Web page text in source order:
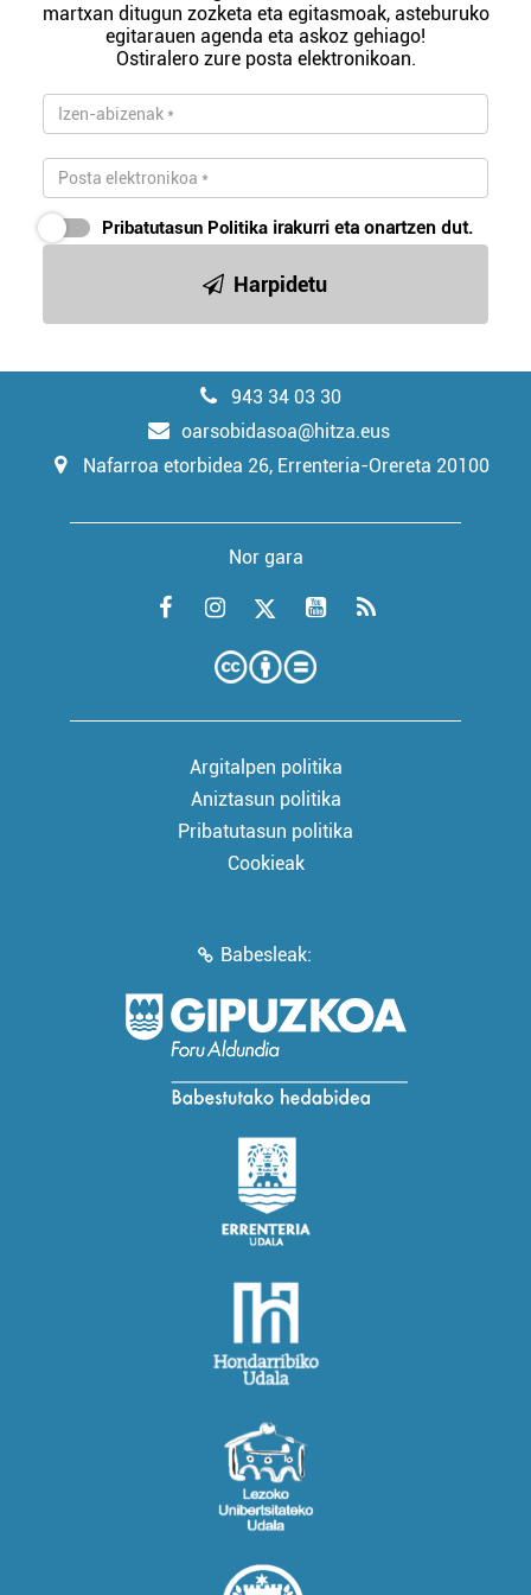
martxan ditugun zozketa eta egitasmoak, asteburuko
egitarauen agenda eta askoz gehiago!
Ostiralero zure posta elektronikoan.
Pribatutasun Politika irakurri eta onartzen dut.
Harpidetu
943 34 03 30
oarsobidasoa@hitza.eus
Nafarroa etorbidea 26, Errenteria-Orereta 20100
Nor gara
Argitalpen politika
Aniztasun politika
Pribatutasun politika
Cookieak
Babesleak: